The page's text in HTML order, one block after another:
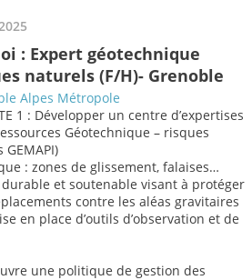
: Expert géotechnique
naturels (F/H)- Grenoble
Alpes Métropole
1 : Développer un centre d’expertises
Géotechnique – risques
: zones de glissement, falaises…
et soutenable visant à protéger
contre les aléas gravitaires
en place d’outils d’observation et de
une politique de gestion des